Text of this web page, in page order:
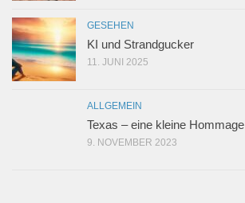
GESEHEN
KI und Strandgucker
11. JUNI 2025
ALLGEMEIN
Texas – eine kleine Hommage
9. NOVEMBER 2023